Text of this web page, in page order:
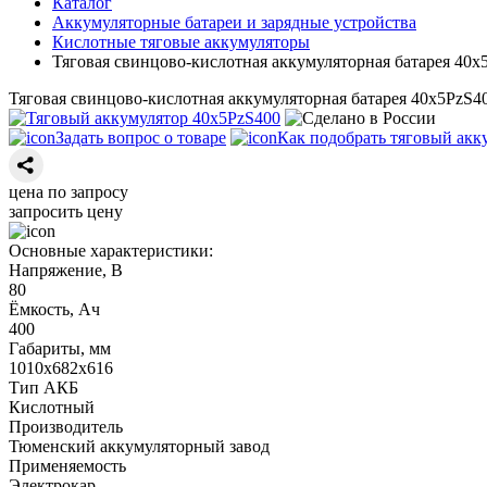
Аккумуляторные батареи и зарядные устройства
Кислотные тяговые аккумуляторы
Тяговая свинцово-кислотная аккумуляторная батарея
Тяговая свинцово-кислотная аккумуляторная батарея
Задать вопрос о товаре Как подобрать тяговый
цена по запросу
запросить цену
Основные характеристики:
Напряжение, В
80
Ёмкость, Ач
400
Габариты, мм
1010х682х616
Тип АКБ
Кислотный
Производитель
Тюменский аккумуляторный завод
Применяемость